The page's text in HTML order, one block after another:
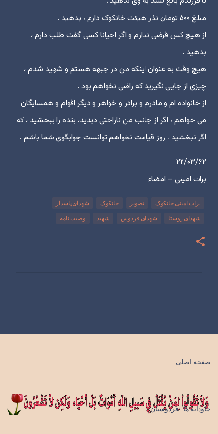
مبلغ ۵۰۰ تومان نذر هیئت خانکوک دارم ، بدهید .
از هیچ کس قرضى ندارم و اگر احیانا کسى گفت طلب دارم ،
بدهید .
هیچ وقت به عنوان اینکه من در جبهه هستم و شهید شدم ،
چیزى از جایى نگیرید که راضى نخواهم بود .
از خانواده ام و مادرم و برادر و خواهر و دیگر اقوام و همسایگان
مى خواهم ، اگر از جانب من ناراحتى دیدید، بنده را ببخشید ، که
اگر نبخشید ، روز قیامت نخواهم توانست جوابگوى شما باشم .
۲۲/۰۳/۶۲‎
‏برات امینى – امضاء‎
برات امینی خانکوک تصویر خانکوک شهدای پاسدار
شهدای روستا شهدای فردوس شهید وصیت نامه
صفحه اصلی
جاودانه ها=فردوسیان